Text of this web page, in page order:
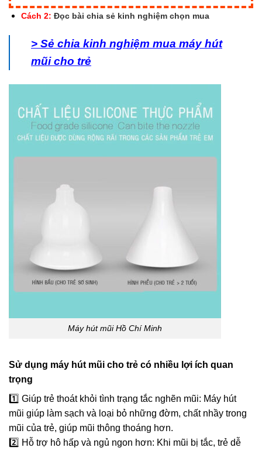
Cách 2: Đọc bài chia sẻ kinh nghiệm chọn mua
> Sẻ chia kinh nghiệm mua máy hút
mũi cho trẻ
Máy hút mũi Hồ Chí Minh
Sử dụng máy hút mũi cho trẻ có nhiều lợi ích quan
trọng
1️⃣ Giúp trẻ thoát khỏi tình trạng tắc nghẽn mũi: Máy hút
mũi giúp làm sạch và loại bỏ những đờm, chất nhầy trong
mũi của trẻ, giúp mũi thông thoáng hơn.
2️⃣ Hỗ trợ hô hấp và ngủ ngon hơn: Khi mũi bị tắc, trẻ dễ